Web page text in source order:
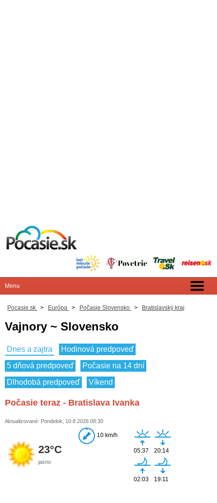
Pocasie.sk > Európa > Počasie Slovensko > Bratislavský kraj
Vajnory ~ Slovensko
Dnes a zajtra
Hodinová predpoveď
5 dňová predpoveď
Počasie na 14 dní
Dlhodobá predpoveď
Víkend
Počasie teraz - Bratislava Ivanka
Aktualizované: Pondelok, 10.8.2026 08:30
23°C
jasno
10 km/h
05:37 20:14
02:03 19:11